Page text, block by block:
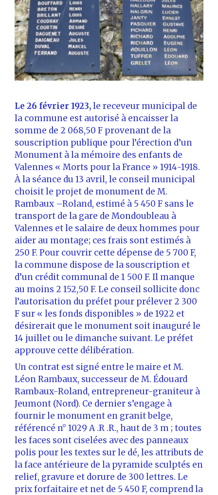
Le 26 février 1923,le receveur municipal de
la commune est autorisé à encaisser la
somme de 2 068,50 F provenant de la
souscription publique pour l’érection d’un
Monument à la mémoire des enfants de
Valennes « Morts pour la France » 1914-1918.
À la séance du 13 avril, le conseil municipal
choisit le projet de monument de M.
Rambaux –Roland, estimé à 5 450 F sans le
transport de la gare de Mondoubleau à
Valennes et le salaire de deux hommes pour
aider au montage; ces frais sont estimés à
250 F. Pour couvrir cette dépense de 5 700 F,
la commune dispose de la souscription et
d’un crédit communal de 1 500 F. Il manque
au moins 2 152,50 F. Le conseil sollicite donc
l’autorisation du préfet pour prélever 2 300
F sur « les fonds disponibles » de 1922 et
désirerait que le monument soit inauguré le
14 juillet ou le dimanche suivant. Le préfet
approuve cette délibération.
Un contrat est signé entre le maire et M.
Léon Rambaux, successeur de M. Édouard
Rambaux-Roland, entrepreneur-graniteur à
Jeumont (Nord). Ce dernier s’engage à
fournir le monument en granit belge,
référencé n° 1029 A .R .R., haut de 3 m ; toutes
les faces sont ciselées avec des panneaux
polis pour les textes sur le dé, les attributs de
la face antérieure de la pyramide sculptés en
relief, gravure et dorure de 300 lettres. Le
prix forfaitaire et net de 5 450 F, comprend la